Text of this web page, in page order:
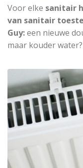
Voor elke sanitair
van sanitair
Guy:een nieuwe
maar kouder